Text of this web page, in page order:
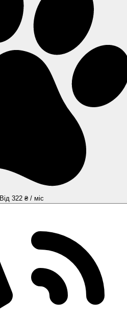
Від 322 ₴ / міс